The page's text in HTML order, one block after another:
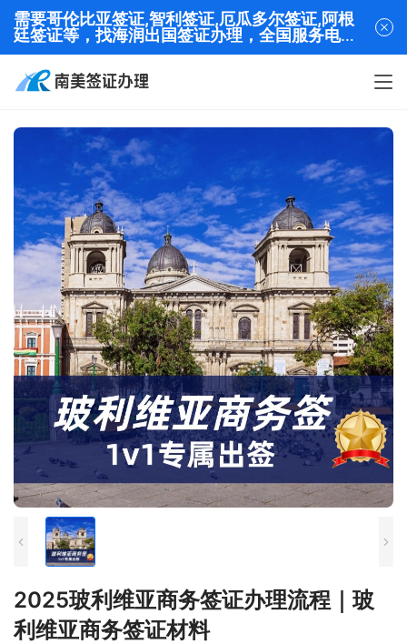
2025玻利维亚商务签证办理流程｜玻
利维亚商务签证材料
需要哥伦比亚签证,智利签证,厄瓜多尔签证,阿根
廷签证等，找海润出国签证办理，全国服务电话
13320282001